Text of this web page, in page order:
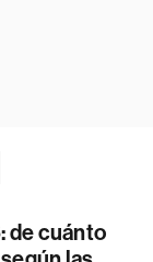
de cuánto